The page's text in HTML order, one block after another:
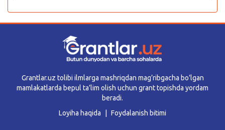
Grantlar.uz tolibi ilmlarga mashriqdan mag’ribgacha bo’lgan
mamlakatlarda bepul ta’lim olish uchun grant topishda yordam
beradi.
Loyiha haqida
Foydalanish bitimi